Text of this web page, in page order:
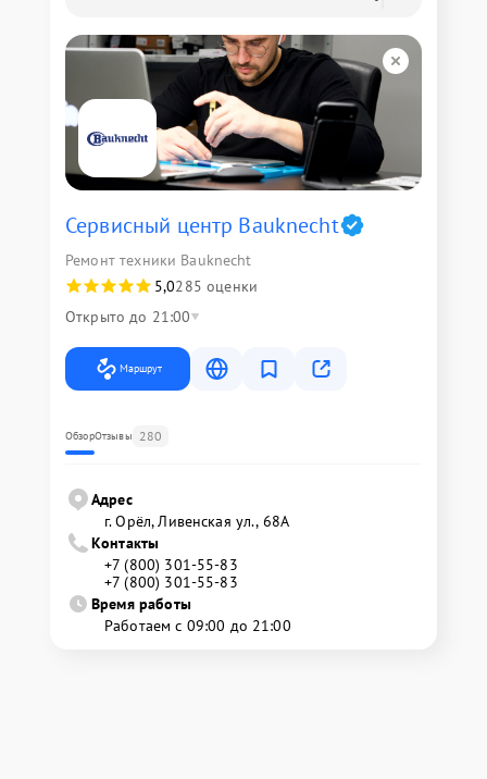
Сервисный центр Bauknecht
Ремонт техники Bauknecht
5,0285 оценки
Открыто до 21:00
Маршрут
ОбзорОтзывы 280
Адрес
г. Орёл, Ливенская ул., 68А
Контакты
+7 (800) 301-55-83
+7 (800) 301-55-83
Время работы
Работаем с 09:00 до 21:00